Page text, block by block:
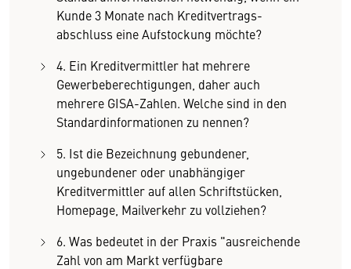
Kunde 3 Monate nach Kreditvertrags­
abschluss eine Aufstockung möchte?
4. Ein Kreditvermittler hat mehrere
Gewerbeberechtigungen, daher auch
mehrere GISA-Zahlen. Welche sind in den
Standardinformationen zu nennen?
5. Ist die Bezeichnung gebundener,
ungebundener oder unabhängiger
Kreditvermittler auf allen Schriftstücken,
Homepage, Mailverkehr zu vollziehen?
6. Was bedeutet in der Praxis "ausreichende
Zahl von am Markt verfügbare